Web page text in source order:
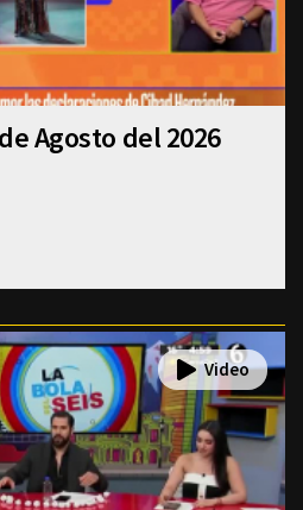
Agosto del 2026